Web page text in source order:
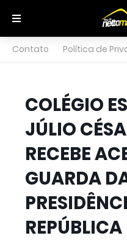
Contato Política de
COLÉGIO
JÚLIO
RECEBE
GUARDA
REPÚBLICA